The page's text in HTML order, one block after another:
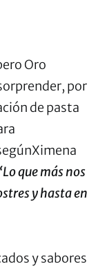
Oro
por
de pasta
que más nos
y hasta en
y sabores